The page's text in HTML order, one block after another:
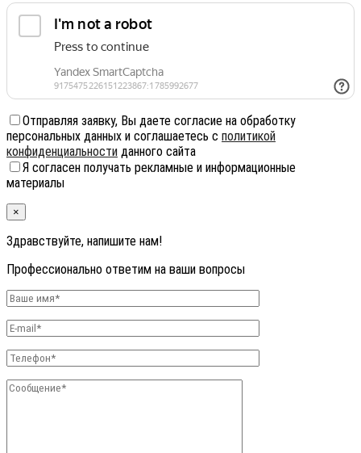
Отправляя заявку, Вы даете согласие на обработку
персональных данных и соглашаетесь с политикой
конфиденциальности данного сайта
Я согласен получать рекламные и информационные
материалы
×
Здравствуйте, напишите нам!
Профессионально ответим на ваши вопросы